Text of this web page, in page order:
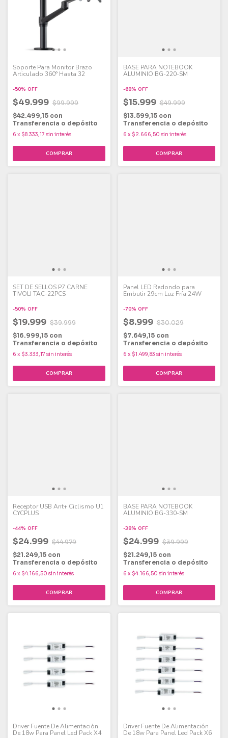
Soporte Para Monitor Brazo
Articulado 360° Hasta 32
-50% OFF
$49.999 $99.999
$42.499,15 con
Transferencia o depósito
6 x $8.333,17 sin interés
BASE PARA NOTEBOOK
ALUMINIO BG-220-SM
-68% OFF
$15.999 $49.999
$13.599,15 con
Transferencia o depósito
6 x $2.666,50 sin interés
SET DE SELLOS P7 CARNE
TIVOLI TAC-22PCS
-50% OFF
$19.999 $39.999
$16.999,15 con
Transferencia o depósito
6 x $3.333,17 sin interés
Panel LED Redondo para
Embutir 29cm Luz Fría 24W
-70% OFF
$8.999 $30.029
$7.649,15 con
Transferencia o depósito
6 x $1.499,83 sin interés
Receptor USB Ant+ Ciclismo U1
CYCPLUS
-44% OFF
$24.999 $44.979
$21.249,15 con
Transferencia o depósito
6 x $4.166,50 sin interés
BASE PARA NOTEBOOK
ALUMINIO BG-330-SM
-38% OFF
$24.999 $39.999
$21.249,15 con
Transferencia o depósito
6 x $4.166,50 sin interés
Driver Fuente De Alimentación
De 18w Para Panel Led Pack X4
Driver Fuente De Alimentación
De 18w Para Panel Led Pack X6